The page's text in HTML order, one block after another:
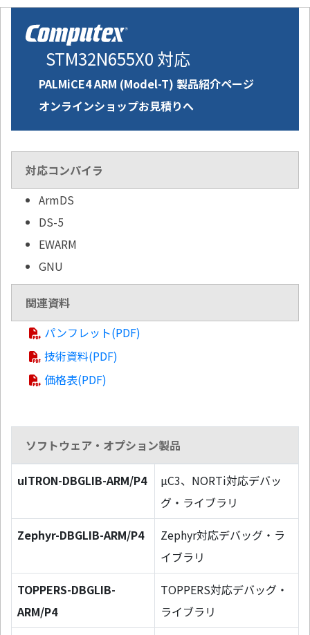
STM32N655X0 対応
PALMiCE4 ARM (Model-T) 製品紹介ページ
オンラインショップお見積りへ
対応コンパイラ
ArmDS
DS-5
EWARM
GNU
関連資料
パンフレット(PDF)
技術資料(PDF)
価格表(PDF)
ソフトウェア・オプション製品
uITRON-DBGLIB-ARM/P4
µC3、NORTi対応デバッ
グ・ライブラリ
Zephyr-DBGLIB-ARM/P4
Zephyr対応デバッグ・ラ
イブラリ
TOPPERS-DBGLIB-
ARM/P4
TOPPERS対応デバッグ・
ライブラリ